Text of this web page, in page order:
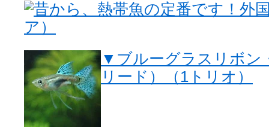
昔から、熱帯魚の定番です！外
ア）
▼ブルーグラスリボン
リード）（1トリオ）